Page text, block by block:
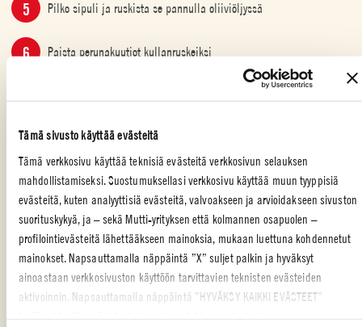
Tämä sivusto käyttää evästeitä
Tämä verkkosivu käyttää teknisiä evästeitä verkkosivun selauksen
mahdollistamiseksi. Suostumuksellasi verkkosivu käyttää muun tyyppisiä
evästeitä, kuten analyyttisiä evästeitä, valvoakseen ja arvioidakseen sivuston
suorituskykyä, ja – sekä Mutti-yrityksen että kolmannen osapuolen –
profilointievästeitä lähettääkseen mainoksia, mukaan luettuna kohdennetut
mainokset. Napsauttamalla näppäintä ”X” suljet palkin ja hyväksyt
ainoastaan verkkosivuston käyttöön tarvittavien teknisten evästeiden
aktivoinnin. Napsauttamalla näppäintä ”HYVÄKSY KAIKKI EVÄSTEET”
Pilko sipuli ja ruskista se pannulla oliiviöljyssä
Paista perunakuutiot kullanruskeiksi
Leikka parsakaalin latvat suikaleiksi ja lisää ne perunoiden
Mausta kevyesti suolalla ja pippurilla
Kaada sekaan tomaattimurska ja keitä vielä 10-12 minuuttia
sekoittaen silloin tällöin
Levitä pienen vuoan pohjalle kerros kastiketta ja laita sen päälle
pastaa
Jatka kerrosten asettelua samaan malliin, kunnes ainekset
loppuvat